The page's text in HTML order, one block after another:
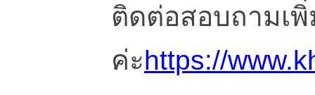
ติดต่อสอบถามเ
ค่ะhttps://